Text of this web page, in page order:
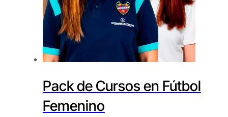
Pack de Cursos en Fútbol
Femenino